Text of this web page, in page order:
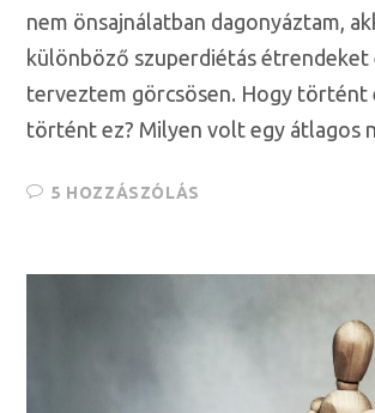
nem önsajnálatban dagonyáztam,
különböző szuperdiétás
terveztem görcsösen. Hogy történt
történt ez? Milyen volt egy átlagos
5 HOZZÁSZÓLÁS